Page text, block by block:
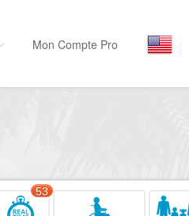
Musées, ...
Mon Compte Pro
53